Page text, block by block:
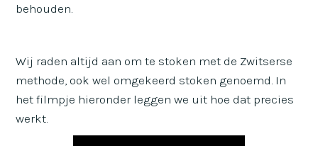
behouden.
Wij raden altijd aan om te stoken met de Zwitserse
methode, ook wel omgekeerd stoken genoemd. In
het filmpje hieronder leggen we uit hoe dat precies
werkt.